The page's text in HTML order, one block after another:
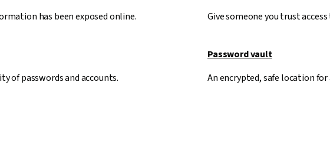
has been exposed online.
Give someone you trust
of passwords and accounts.
Password vault
An encrypted, safe location